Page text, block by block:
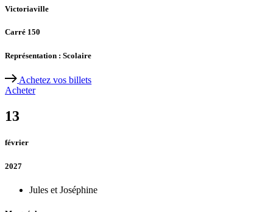
Victoriaville
Carré 150
Représentation : Scolaire
Achetez vos billets
Acheter
13
février
2027
Jules et Joséphine